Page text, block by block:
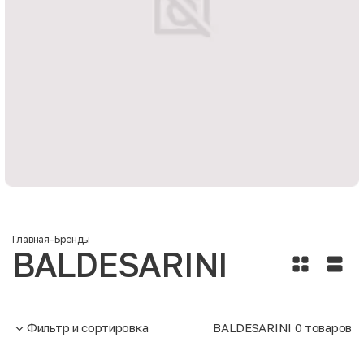
Главная-Бренды
BALDESARINI
Фильтр и сортировка BALDESARINI 0 товаров